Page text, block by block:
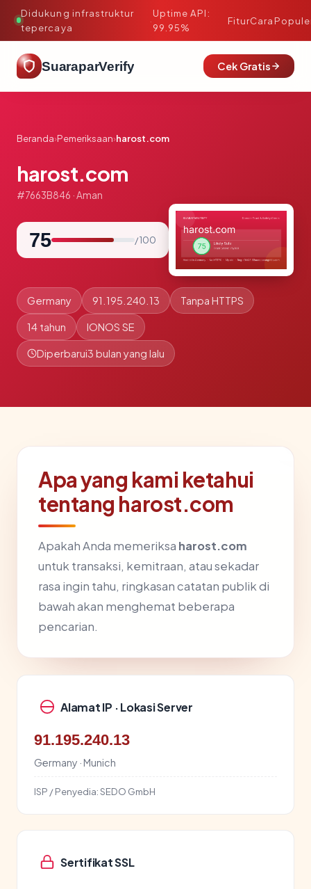
Didukung infrastruktur
tepercaya
·
Uptime API:
99.95%
FiturCara
SuaraparVerify Cek Gratis
Beranda›Pemeriksaan›harost.com
harost.com
#7663B846 · Aman
75 / 100
Germany 91.195.240.13 Tanpa HTTPS
14 tahun IONOS SE
Diperbarui3 bulan yang lalu
Apa yang kami ketahui
tentang harost.com
Apakah Anda memeriksa harost.com
untuk transaksi, kemitraan, atau sekadar
rasa ingin tahu, ringkasan catatan publik di
bawah akan menghemat beberapa
pencarian.
Alamat IP · Lokasi Server
91.195.240.13
Germany · Munich
ISP / Penyedia:SEDO GmbH
Sertifikat SSL